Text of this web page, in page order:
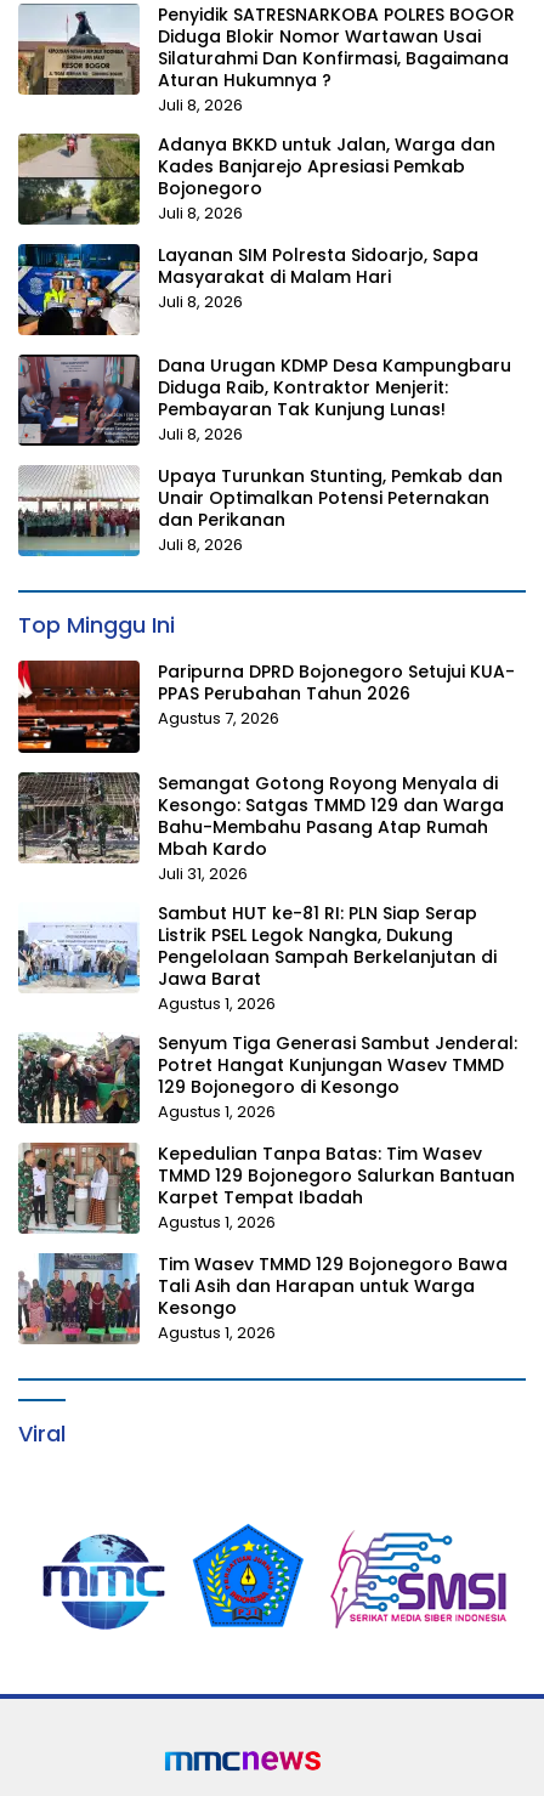
Penyidik SATRESNARKOBA POLRES BOGOR
Diduga Blokir Nomor Wartawan Usai
Silaturahmi Dan Konfirmasi, Bagaimana
Aturan Hukumnya ?
Juli 8, 2026
Adanya BKKD untuk Jalan, Warga dan
Kades Banjarejo Apresiasi Pemkab
Bojonegoro
Juli 8, 2026
Layanan SIM Polresta Sidoarjo, Sapa
Masyarakat di Malam Hari
Juli 8, 2026
Dana Urugan KDMP Desa Kampungbaru
Diduga Raib, Kontraktor Menjerit:
Pembayaran Tak Kunjung Lunas!
Juli 8, 2026
Upaya Turunkan Stunting, Pemkab dan
Unair Optimalkan Potensi Peternakan
dan Perikanan
Juli 8, 2026
Top Minggu Ini
Paripurna DPRD Bojonegoro Setujui KUA-
PPAS Perubahan Tahun 2026
Agustus 7, 2026
Semangat Gotong Royong Menyala di
Kesongo: Satgas TMMD 129 dan Warga
Bahu-Membahu Pasang Atap Rumah
Mbah Kardo
Juli 31, 2026
Sambut HUT ke-81 RI: PLN Siap Serap
Listrik PSEL Legok Nangka, Dukung
Pengelolaan Sampah Berkelanjutan di
Jawa Barat
Agustus 1, 2026
Senyum Tiga Generasi Sambut Jenderal:
Potret Hangat Kunjungan Wasev TMMD
129 Bojonegoro di Kesongo
Agustus 1, 2026
Kepedulian Tanpa Batas: Tim Wasev
TMMD 129 Bojonegoro Salurkan Bantuan
Karpet Tempat Ibadah
Agustus 1, 2026
Tim Wasev TMMD 129 Bojonegoro Bawa
Tali Asih dan Harapan untuk Warga
Kesongo
Agustus 1, 2026
Viral